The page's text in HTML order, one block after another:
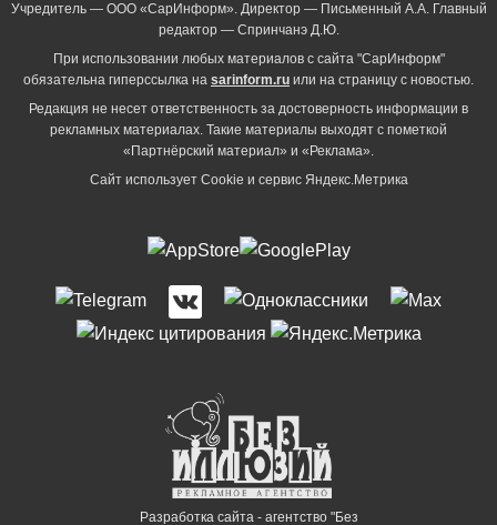
Учредитель — ООО «СарИнформ». Директор — Письменный А.А. Главный
редактор — Спринчанэ Д.Ю.
При использовании любых материалов с сайта "СарИнформ"
обязательна гиперссылка на sarinform.ru или на страницу с новостью.
Редакция не несет ответственность за достоверность информации в
рекламных материалах. Такие материалы выходят с пометкой
«Партнёрский материал» и «Реклама».
Сайт использует Cookie и сервиc Яндекс.Метрика
Разработка сайта - агентство "Без